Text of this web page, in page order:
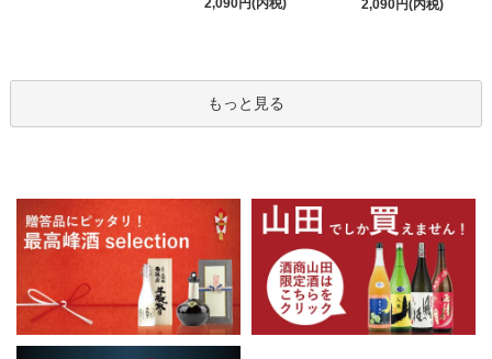
2,090円(内税)
2,090円(内税)
もっと見る